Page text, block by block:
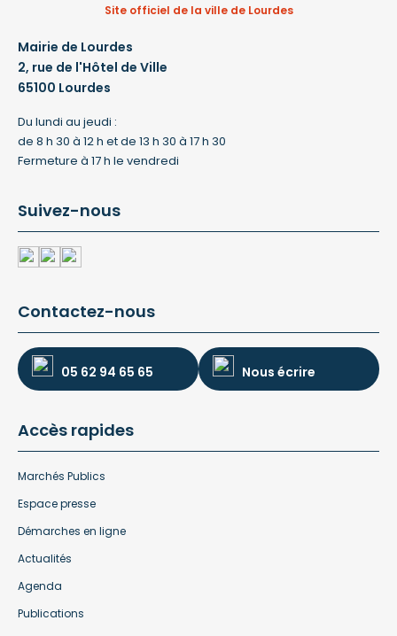
Site officiel de la ville de Lourdes
Mairie de Lourdes
2, rue de l'Hôtel de Ville
65100 Lourdes
Du lundi au jeudi :
de 8 h 30 à 12 h et de 13 h 30 à 17 h 30
Fermeture à 17 h le vendredi
Suivez-nous
Contactez-nous
05 62 94 65 65 Nous écrire
Accès rapides
Marchés Publics
Espace presse
Démarches en ligne
Actualités
Agenda
Publications